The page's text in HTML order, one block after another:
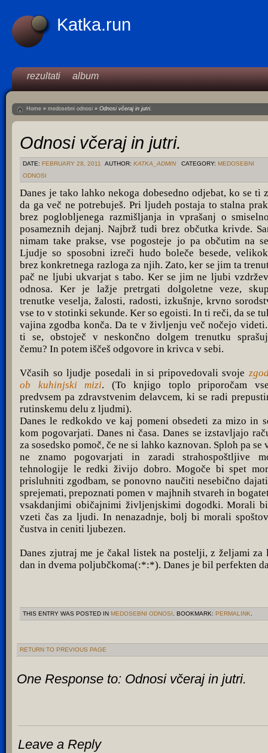
Katka.run
rezultati album
Home » medosebni odnosi » Odnosi včeraj in jutri.
Odnosi včeraj in jutri.
DATE: FEBRUARY 28, 2011 AUTHOR: KATKA_ADMIN CATEGORY: MEDOSEBNI
ODNOSI
Danes je tako lahko nekoga dobesedno odjebat, ko se ti
da ga več ne potrebuješ. Pri ljudeh postaja to stalna
brez poglobljenega razmišljanja in vprašanj o
posameznih dejanj. Najbrž tudi brez občutka krivde.
nimam take prakse, vse pogosteje jo pa občutim na
Ljudje so sposobni izreči hudo boleče besede,
brez konkretnega razloga za njih. Zato, ker se jim ta
pač ne ljubi ukvarjat s tabo. Ker se jim ne ljubi
odnosa. Ker je lažje pretrgati dolgoletne veze,
trenutke veselja, žalosti, radosti, izkušnje, krvno
vse to v stotinki sekunde. Ker so egoisti. In ti reči, da se
vajina zgodba konča. Da te v življenju več nočejo
ti se, obstoječ v neskončno dolgem trenutku
čemu? In potem iščeš odgovore in krivca v sebi.
Včasih so ljudje posedali in si pripovedovali svoje
ob kuhinjski mizi. (To knjigo toplo priporočam
predvsem pa zdravstvenim delavcem, ki se radi
rutinskemu delu z ljudmi).
Danes le redkokdo ve kaj pomeni obsedeti za mizo in
kom pogovarjati. Danes ni časa. Danes se izstavljajo
za sosedsko pomoč, če ne si lahko kaznovan. Sploh pa se
ne znamo pogovarjati in zaradi strahospoštljive
tehnologije le redki živijo dobro. Mogoče bi spet
prisluhniti zgodbam, se ponovno naučiti nesebično
sprejemati, prepoznati pomen v majhnih stvareh in
vsakdanjimi običajnimi življenjskimi dogodki. Morali
vzeti čas za ljudi. In nenazadnje, bolj bi morali
čustva in ceniti ljubezen.
Danes zjutraj me je čakal listek na postelji, z željami za
dan in dvema poljubčkoma(:*:*). Danes je bil perfekten
THIS ENTRY WAS POSTED IN MEDOSEBNI ODNOSI . BOOKMARK: PERMALINK
RETURN TO PREVIOUS PAGE
One Response to: Odnosi včeraj in jutri.
Leave a Reply